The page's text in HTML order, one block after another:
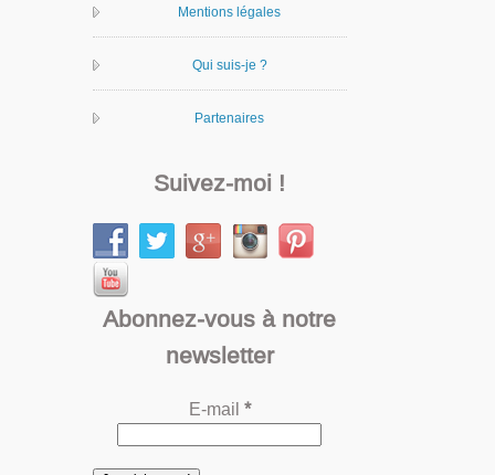
Mentions légales
Qui suis-je ?
Partenaires
Suivez-moi !
Abonnez-vous à notre
newsletter
E-mail *